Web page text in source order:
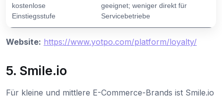
kostenlose
Einstiegsstufe
geeignet; weniger direkt für
Servicebetriebe
Website: https://www.yotpo.com/platform/loyalty/
5. Smile.io
Für kleine und mittlere E-Commerce-Brands ist Smile.io